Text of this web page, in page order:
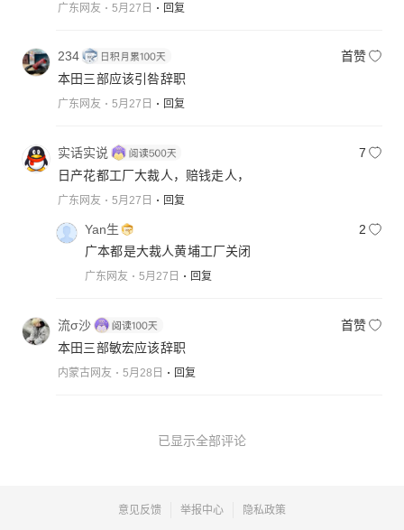
广东网友 5月27日 回复
234
首赞
本田三部应该引咎辞职
广东网友 5月27日 回复
实话实说
7
日产花都工厂大裁人，赔钱走人，
广东网友 5月27日 回复
Yan生
2
广本都是大裁人黄埔工厂关闭
广东网友 5月27日 回复
流σ沙
首赞
本田三部敏宏应该辞职
内蒙古网友 5月28日 回复
已显示全部评论
意见反馈 举报中心 隐私政策